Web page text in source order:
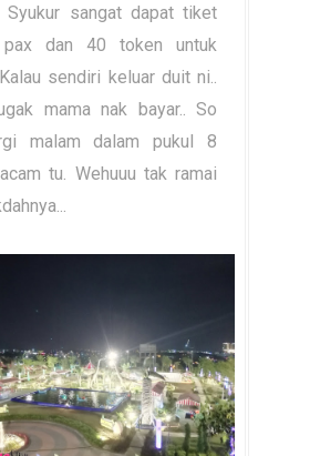
Syukur sangat dapat tiket
dan 40 token untuk
sendiri keluar duit ni..
mama nak bayar.. So
malam dalam pukul 8
tu. Wehuuu tak ramai